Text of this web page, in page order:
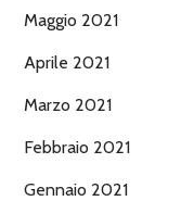
Maggio 2021
Aprile 2021
Marzo 2021
Febbraio 2021
Gennaio 2021